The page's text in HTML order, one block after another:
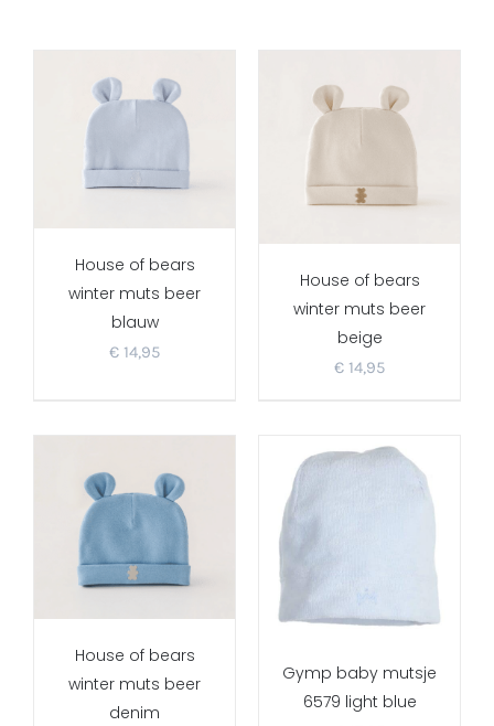
House of bears
winter muts beer
blauw
€ 14,95
House of bears
winter muts beer
beige
€ 14,95
House of bears
winter muts beer
denim
Gymp baby mutsje
6579 light blue